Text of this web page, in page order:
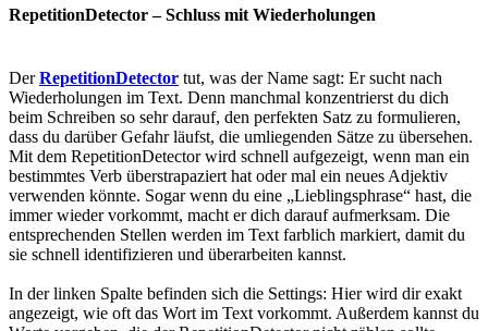
RepetitionDetector – Schluss mit Wiederholungen
DerRepetitionDetector tut, was der Name sagt: Er sucht nach
Wiederholungen im Text. Denn manchmal konzentrierst du dich
beim Schreiben so sehr darauf, den perfekten Satz zu formulieren,
dass du darüber Gefahr läufst, die umliegenden Sätze zu übersehen.
Mit dem RepetitionDetector wird schnell aufgezeigt, wenn man ein
bestimmtes Verb überstrapaziert hat oder mal ein neues Adjektiv
verwenden könnte. Sogar wenn du eine „Lieblingsphrase“ hast, die
immer wieder vorkommt, macht er dich darauf aufmerksam. Die
entsprechenden Stellen werden im Text farblich markiert, damit du
sie schnell identifizieren und überarbeiten kannst.
In der linken Spalte befinden sich die Settings: Hier wird dir exakt
angezeigt, wie oft das Wort im Text vorkommt. Außerdem kannst du